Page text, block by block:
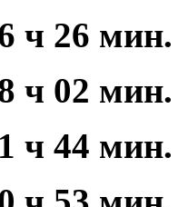
ч 26
ч 02
ч 44